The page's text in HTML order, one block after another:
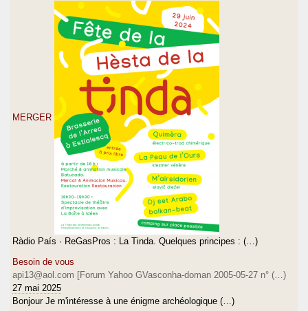
MERGER
Ràdio País · ReGasPros : La Tinda. Quelques principes : (…)
Besoin de vous
api13@aol.com [Forum Yahoo GVasconha-doman 2005-05-27 n° (…)
27 mai 2025
Bonjour Je m'intéresse à une énigme archéologique (…)